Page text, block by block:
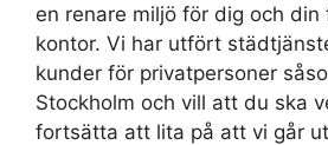
en renare miljö för dig och
kontor. Vi har utfört
kunder för privatpersoner
Stockholm och vill att du ska
fortsätta att lita på att vi går